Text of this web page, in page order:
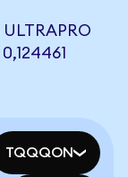
TQQQON